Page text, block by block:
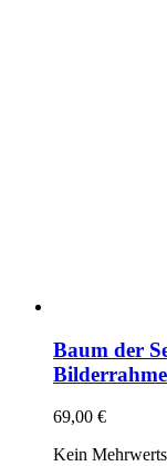
Baum der
69,00 €
Kein